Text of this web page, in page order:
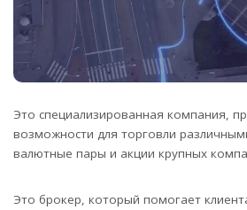
Это специализированная компания,
возможности для торговли
валютные пары и акции крупных
Это брокер, который помогает